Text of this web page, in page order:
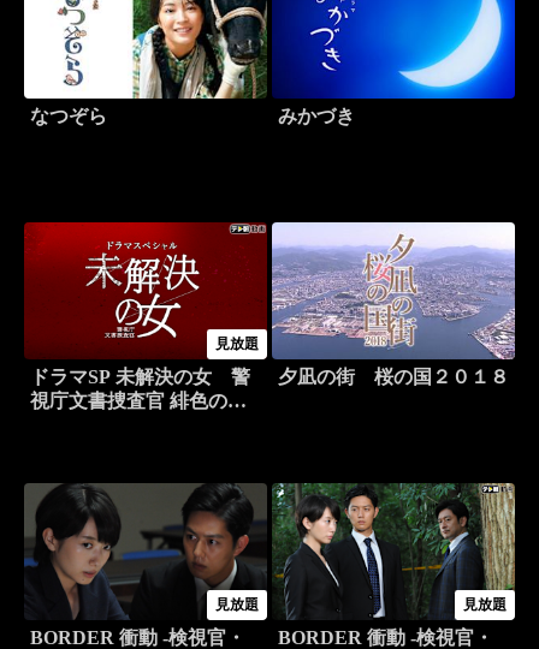
なつぞら みかづき
見放題
ドラマSP 未解決の女 警
視庁文書捜査官 緋色のシ
夕凪の街 桜の国２０１８
見放題
BORDER 衝動 -検視官・
見放題
BORDER 衝動 -検視官・